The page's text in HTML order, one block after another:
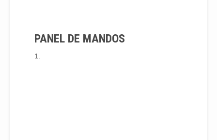
PANEL DE MANDOS
1.